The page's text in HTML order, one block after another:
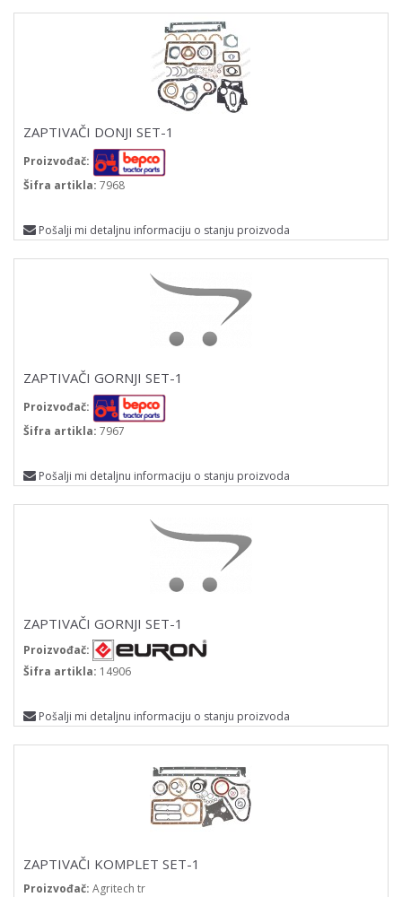
ZAPTIVAČI DONJI SET-1
Proizvođač:
Šifra artikla: 7968
Pošalji mi detaljnu informaciju o stanju proizvoda
ZAPTIVAČI GORNJI SET-1
Proizvođač:
Šifra artikla: 7967
Pošalji mi detaljnu informaciju o stanju proizvoda
ZAPTIVAČI GORNJI SET-1
Proizvođač:
Šifra artikla: 14906
Pošalji mi detaljnu informaciju o stanju proizvoda
ZAPTIVAČI KOMPLET SET-1
Proizvođač: Agritech tr